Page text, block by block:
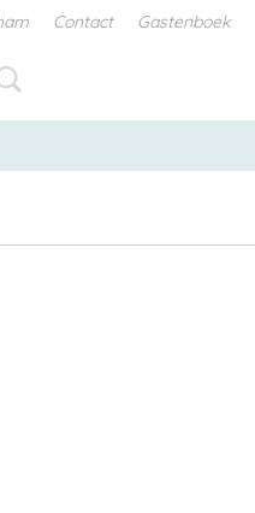
Contact Gastenboek